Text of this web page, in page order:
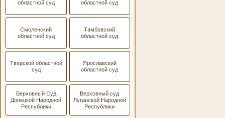
областной суд областной суд
Смоленский
областной суд
Тамбовский
областной суд
Тверской областной
суд
Ярославский
областной суд
Верховный Суд
Донецкой Народной
Республики
Верховный суд
Луганской Народной
Республики